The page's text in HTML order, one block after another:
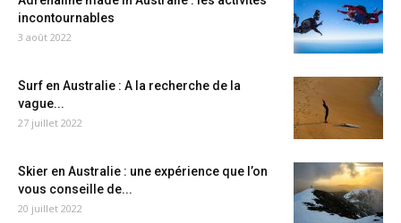
incontournables
3 août 2022
Surf en Australie : A la recherche de la
vague...
27 juillet 2022
Skier en Australie : une expérience que l’on
vous conseille de...
20 juillet 2022